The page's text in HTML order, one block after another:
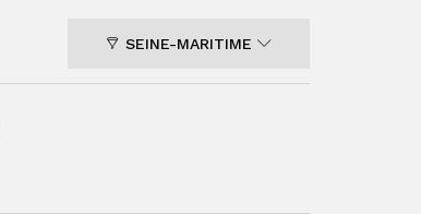
SEINE-MARITIME